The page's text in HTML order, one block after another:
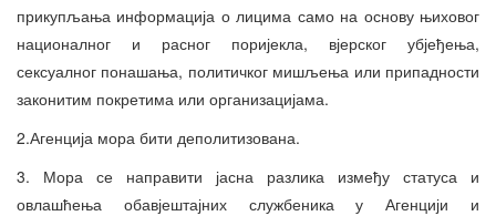
прикупљања информација о лицима само на основу њиховог
националног и расног поријекла, вјерског убјеђења,
сексуалног понашања, политичког мишљења или припадности
законитим покретима или организацијама.
2.Агенција мора бити деполитизована.
3. Мора се направити јасна разлика између статуса и
овлашћења обавјештајних службеника у Агенцији и